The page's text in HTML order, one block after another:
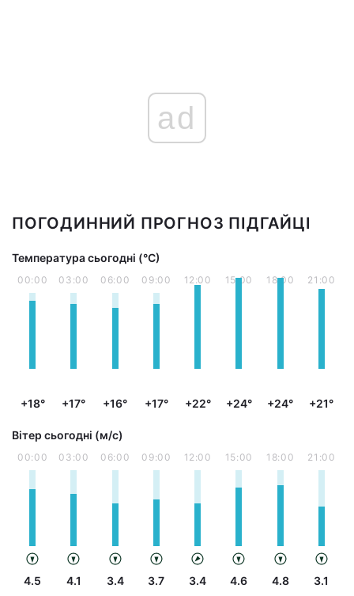
ad
ПОГОДИННИЙ ПРОГНОЗ ПІДГАЙЦІ
Температура сьогодні (°С)
00:00
+18°
03:00
+17°
06:00
+16°
09:00
+17°
12:00
+22°
15:00
+24°
18:00
+24°
21:00
+21°
Вітер сьогодні (м/с)
00:00
4.5
03:00
4.1
06:00
3.4
09:00
3.7
12:00
3.4
15:00
4.6
18:00
4.8
21:00
3.1